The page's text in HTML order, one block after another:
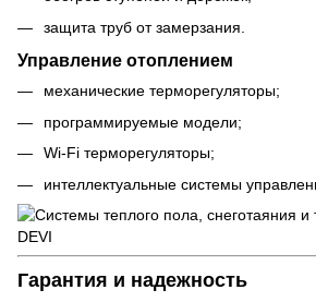
защита труб от замерзания.
Управление отоплением
механические терморегуляторы;
программируемые модели;
Wi-Fi терморегуляторы;
интеллектуальные системы
Гарантия и надежность